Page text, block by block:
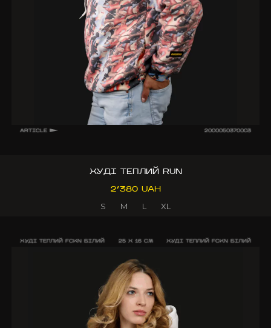
ARTICLE 2000050370003
ХУДІ ТЕПЛИЙ RUN
2’380 UAH
S
M L XL
ХУДІ ТЕПЛИЙ FCKN БІЛИЙ 25 X 16 CM ХУДІ ТЕПЛИЙ FCKN БІЛИЙ